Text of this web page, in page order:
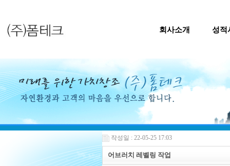
회사소개 성적
작성일 : 22-05-25 17:03
어브러치 레벨링 작업